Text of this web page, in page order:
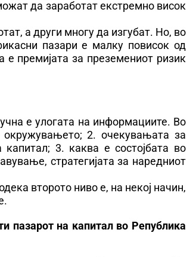
да заработат екстремно висок
а други многу да изгубат. Но, во
пазари е малку повисок од
е премијата за преземениот ризик
е улогата на информациите. Во
2. очекувањата за
3. каква е состојбата во
стратегијата за наредниот
второто ниво е, на некој начин,
пазарот на капитал во Република